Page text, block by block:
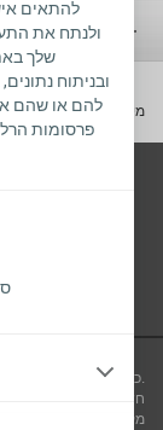
להתאים
ולנתח את
שלך
ובניתוח
להם או שהם
פרסומות
אי שליטה
מידע תאגידי
כל התכנים באתר זה נרשמו בלשון זכר מטעמי נוחות אך מתייחסים לשני המינים.
חשוב לדעת! המידע
מקצועי. בכל מקרה יש